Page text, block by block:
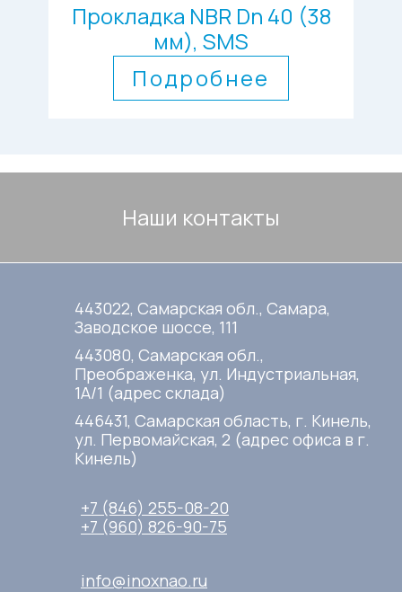
Прокладка NBR Dn 40 (38
мм), SMS
Подробнее
Наши контакты
443022, Самарская обл., Самара,
Заводское шоссе, 111
443080, Самарская обл.,
Преображенка, ул. Индустриальная,
1А/1 (адрес склада)
446431, Самарская область, г. Кинель,
ул. Первомайская, 2 (адрес офиса в г.
Кинель)
+7 (846) 255-08-20
+7 (960) 826-90-75
info@inoxnao.ru